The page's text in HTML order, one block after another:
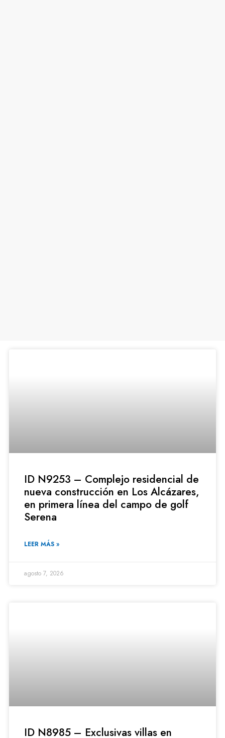
ID N9253 – Complejo residencial de
nueva construcción en Los Alcázares,
en primera línea del campo de golf
Serena
LEER MÁS »
agosto 7, 2026
ID N8985 – Exclusivas villas en